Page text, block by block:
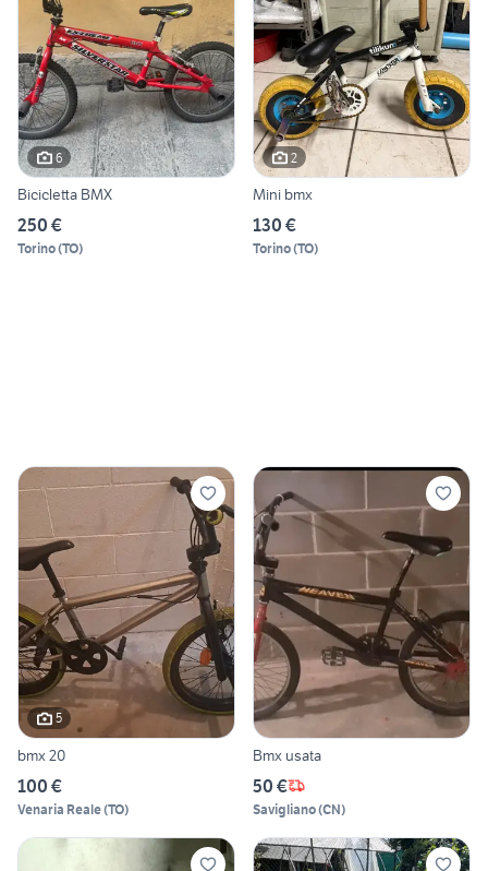
6
Bicicletta BMX
250 €
Torino(TO)
2
Mini bmx
130 €
Torino(TO)
5
bmx 20
100 €
Venaria Reale(TO)
Bmx usata
50 €
Savigliano(CN)